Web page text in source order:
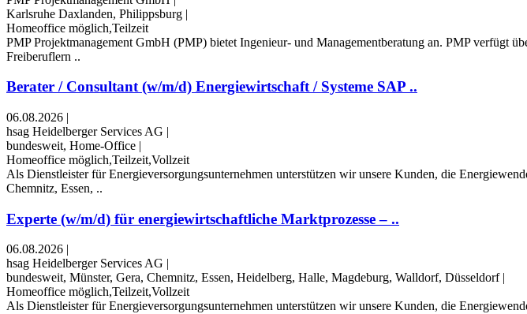
Karlsruhe Daxlanden, Philippsburg |
Homeoffice möglich,Teilzeit
PMP Projektmanagement GmbH (PMP) bietet Ingenieur- und Managementberatung an. PMP verfügt
Freiberuflern ..
Berater / Consultant (w/m/d) Energiewirtschaft / Systeme SAP ..
06.08.2026 |
hsag Heidelberger Services AG |
bundesweit, Home-Office |
Homeoffice möglich,Teilzeit,Vollzeit
Als Dienstleister für Energieversorgungsunternehmen unterstützen wir unsere Kunden, die
Chemnitz, Essen, ..
Experte (w/m/d) für energiewirtschaftliche Marktprozesse – ..
06.08.2026 |
hsag Heidelberger Services AG |
bundesweit, Münster, Gera, Chemnitz, Essen, Heidelberg, Halle, Magdeburg, Walldorf, Düsseldorf |
Homeoffice möglich,Teilzeit,Vollzeit
Als Dienstleister für Energieversorgungsunternehmen unterstützen wir unsere Kunden, die